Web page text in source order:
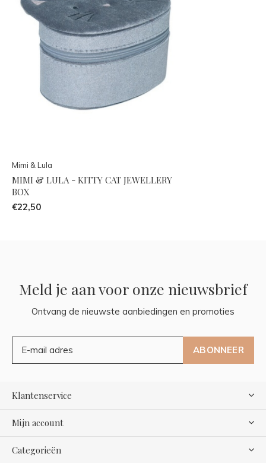
Mimi & Lula
MIMI & LULA - KITTY CAT JEWELLERY
BOX
€22,50
Meld je aan voor onze nieuwsbrief
Ontvang de nieuwste aanbiedingen en promoties
ABONNEER
Klantenservice
Mijn account
Categorieën